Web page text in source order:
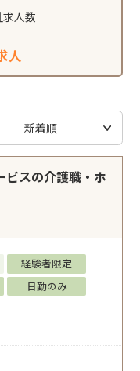
人数
人
新着順
ビスの介護職・ホ
経験者限定
日勤のみ